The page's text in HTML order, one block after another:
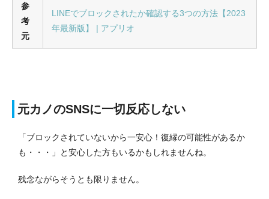
参
考
元
LINEでブロックされたか確認する3つの方法【2023
年最新版】 | アプリオ
元カノのSNSに一切反応しない
「ブロックされていないから一安心！復縁の可能性があるか
も・・・」と安心した方もいるかもしれませんね。
残念ながらそうとも限りません。